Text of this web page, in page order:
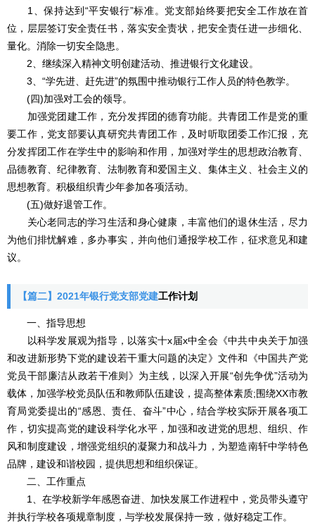
1、保持达到“平安银行”标准。党支部始终要把安全工作放在首
位，层层签订安全责任书，落实安全责状，把安全责任进一步细化、
量化。消除一切安全隐患。
2、继续深入精神文明创建活动、推进银行文化建设。
3、“学先进、赶先进”的氛围中推动银行工作人员的特色教学。
(四)加强对工会的领导。
加强党团建工作，充分发挥团的德育功能。共青团工作是党的重
要工作，党支部要认真研究共青团工作，及时听取团委工作汇报，充
分发挥团工作在学生中的影响和作用，加强对学生的思想政治教育、
品德教育、纪律教育、法制教育和爱国主义、集体主义、社会主义的
思想教育。积极组织青少年参加各项活动。
(五)做好退管工作。
关心老同志的学习生活和身心健康，丰富他们的退休生活，尽力
为他们排忧解难，多办事实，并向他们通报学校工作，征求意见和建
议。
【篇二】2021年银行党支部党建工作计划
一、指导思想
以科学发展观为指导，以落实十x届x中全会《中共中央关于加强
和改进新形势下党的建设若干重大问题的决定》文件和《中国共产党
党员干部廉洁从政若干准则》为主线，以深入开展“创先争优”活动为
载体，加强学校党员队伍和教师队伍建设，提高整体素质;围绕XX市教
育局党委提出的“感恩、责任、奋斗”中心，结合学校实际开展各项工
作，切实提高党的建设科学化水平，加强和改进党的思想、组织、作
风和制度建设，增强党组织的凝聚力和战斗力，为塑造南轩中学特色
品牌，建设和谐校园，提供思想和组织保证。
二、工作重点
1、在学校新学年感恩奋进、加快发展工作进程中，党员带头遵守
并执行学校各项规章制度，与学校发展保持一致，做好稳定工作。